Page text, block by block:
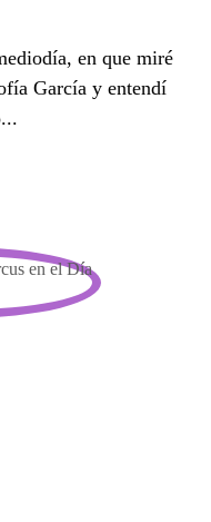
en que miré
García y entendí